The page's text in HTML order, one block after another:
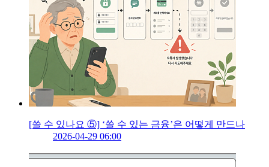
[쓸 수 있나요 ⑤] ‘쓸 수 있는 금융’은 어떻게 만드나
2026-04-29 06:00